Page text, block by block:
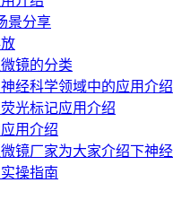
景分享
镜的分类
经科学领域中的应用介绍
光标记应用介绍
用介绍
镜厂家为大家介绍下神
操指南